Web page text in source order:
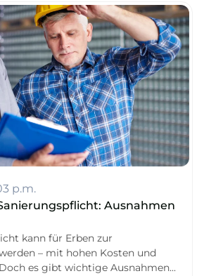
p.m.
Ausnahmen
kann für Erben zur
– mit hohen Kosten und
es gibt wichtige Ausnahmen...